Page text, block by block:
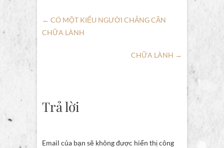
← CÓ MỘT KIỂU NGƯỜI CHẲNG CẦN
CHỮA LÀNH
CHỮA LÀNH →
Trả lời
Email của bạn sẽ không được hiển thị công